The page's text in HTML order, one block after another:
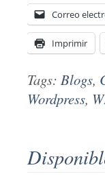
Correo
Imprimir
Tags: Blogs,
Wordpress,